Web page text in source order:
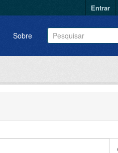
Entrar
Sobre